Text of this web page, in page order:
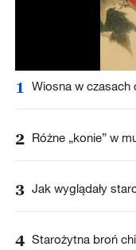
1 Wiosna w czasach
2 Różne „konie” w
3 Jak wyglądały
4 Starożytna broń